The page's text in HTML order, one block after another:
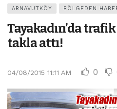
ARNAVUTKÖY BÖLGEDEN
Tayakadın’da
takla attı!
04/08/2015 11:11 AM 0